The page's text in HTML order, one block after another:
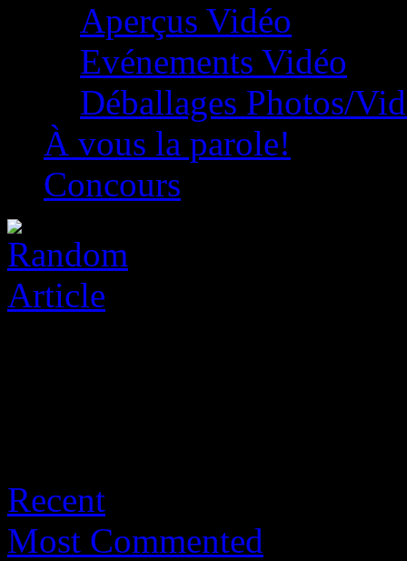
Aperçus Vidéo
Evénements Vidéo
Déballages Photos/
À vous la parole!
Concours
Recent
Most Commented